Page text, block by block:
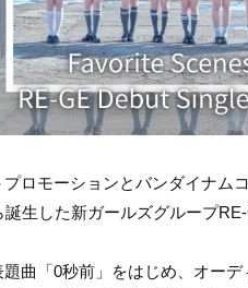
プロモーションとバンダイナム
誕生した新ガールズグループ
曲「0秒前」をはじめ、オー